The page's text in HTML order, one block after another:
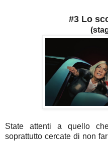
#3 Lo
State attenti a quello
soprattutto cercate di non